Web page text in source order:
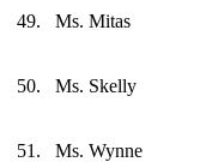
49. Ms. Mitas
50. Ms. Skelly
51. Ms. Wynne